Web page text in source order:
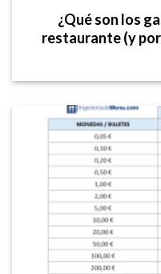
¿Qué son los
restaurante (y